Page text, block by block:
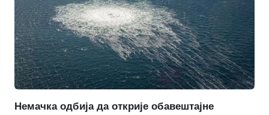
Немачка одбија да открије обавештајне